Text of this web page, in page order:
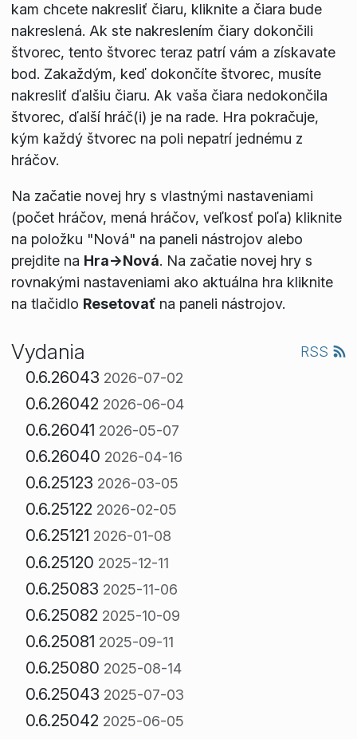
kam chcete nakresliť čiaru, kliknite a čiara bude
nakreslená. Ak ste nakreslením čiary dokončili
štvorec, tento štvorec teraz patrí vám a získavate
bod. Zakaždým, keď dokončíte štvorec, musíte
nakresliť ďalšiu čiaru. Ak vaša čiara nedokončila
štvorec, ďalší hráč(i) je na rade. Hra pokračuje,
kým každý štvorec na poli nepatrí jednému z
hráčov.
Na začatie novej hry s vlastnými nastaveniami
(počet hráčov, mená hráčov, veľkosť poľa) kliknite
na položku "Nová" na paneli nástrojov alebo
prejdite na Hra->Nová. Na začatie novej hry s
rovnakými nastaveniami ako aktuálna hra kliknite
na tlačidlo Resetovaťna paneli nástrojov.
Vydania RSS
0.6.26043 2026-07-02
0.6.26042 2026-06-04
0.6.26041 2026-05-07
0.6.26040 2026-04-16
0.6.25123 2026-03-05
0.6.25122 2026-02-05
0.6.25121 2026-01-08
0.6.25120 2025-12-11
0.6.25083 2025-11-06
0.6.25082 2025-10-09
0.6.25081 2025-09-11
0.6.25080 2025-08-14
0.6.25043 2025-07-03
0.6.25042 2025-06-05